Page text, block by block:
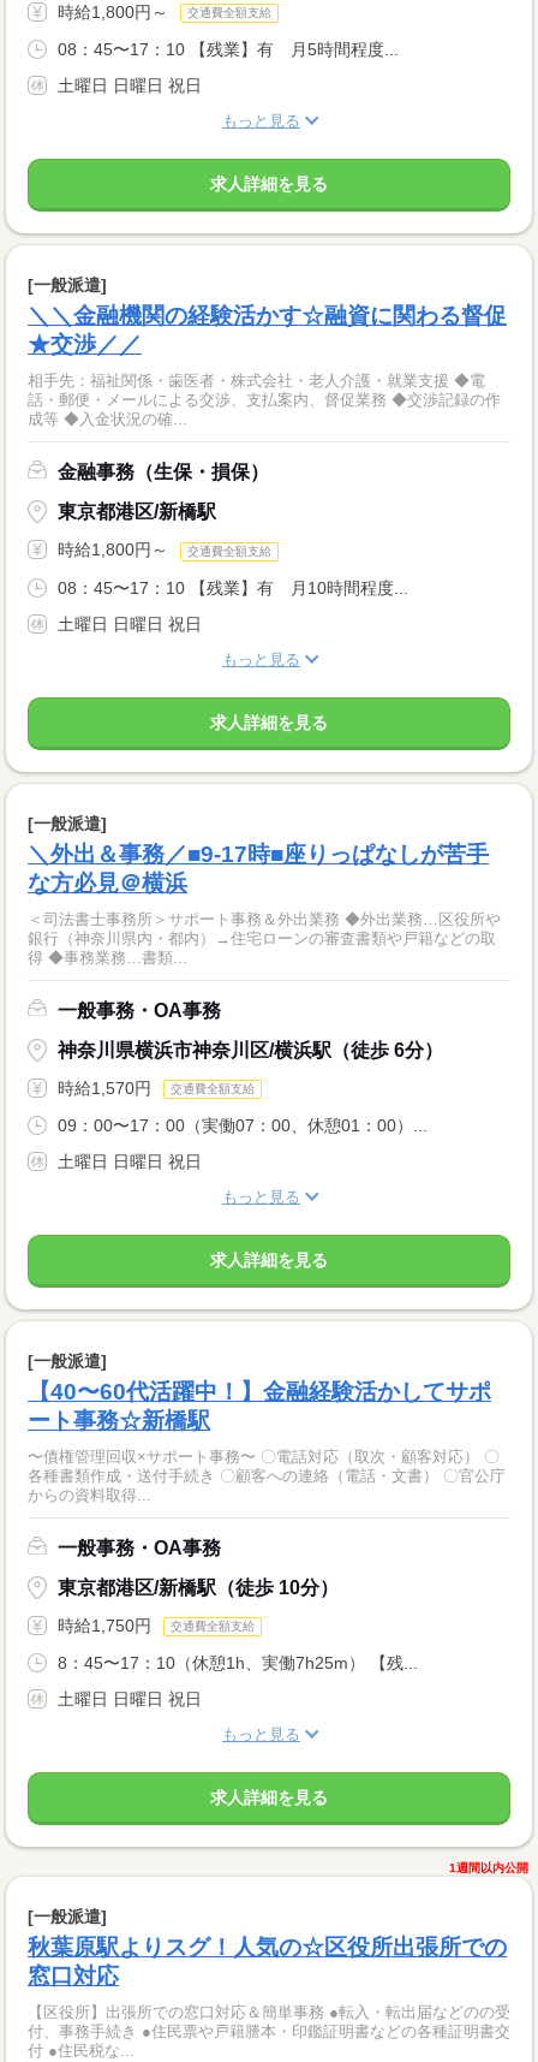
時給1,800円～ 交通費全額支給
08：45〜17：10 【残業】有 月5時間程度...
土曜日 日曜日 祝日
もっと見る
求人詳細を見る
[一般派遣]
＼＼金融機関の経験活かす☆融資に関わる督促
★交渉／／
相手先：福祉関係・歯医者・株式会社・老人介護・就業支援 ◆電
話・郵便・メールによる交渉、支払案内、督促業務 ◆交渉記録の作
成等 ◆入金状況の確...
金融事務（生保・損保）
東京都港区/新橋駅
時給1,800円～ 交通費全額支給
08：45〜17：10 【残業】有 月10時間程度...
土曜日 日曜日 祝日
もっと見る
求人詳細を見る
[一般派遣]
＼外出＆事務／■9-17時■座りっぱなしが苦手
な方必見＠横浜
＜司法書士事務所＞サポート事務＆外出業務 ◆外出業務…区役所や
銀行（神奈川県内・都内）→住宅ローンの審査書類や戸籍などの取
得 ◆事務業務…書類...
一般事務・OA事務
神奈川県横浜市神奈川区/横浜駅（徒歩 6分）
時給1,570円 交通費全額支給
09：00〜17：00（実働07：00、休憩01：00）...
土曜日 日曜日 祝日
もっと見る
求人詳細を見る
[一般派遣]
【40〜60代活躍中！】金融経験活かしてサポ
ート事務☆新橋駅
〜債権管理回収×サポート事務〜 〇電話対応（取次・顧客対応） 〇
各種書類作成・送付手続き 〇顧客への連絡（電話・文書） 〇官公庁
からの資料取得...
一般事務・OA事務
東京都港区/新橋駅（徒歩 10分）
時給1,750円 交通費全額支給
8：45〜17：10（休憩1h、実働7h25m） 【残...
土曜日 日曜日 祝日
もっと見る
求人詳細を見る
1週間以内公開
[一般派遣]
秋葉原駅よりスグ！人気の☆区役所出張所での
窓口対応
【区役所】出張所での窓口対応＆簡単事務 ●転入・転出届などのの受
付、事務手続き ●住民票や戸籍謄本・印鑑証明書などの各種証明書交
付 ●住民税な...